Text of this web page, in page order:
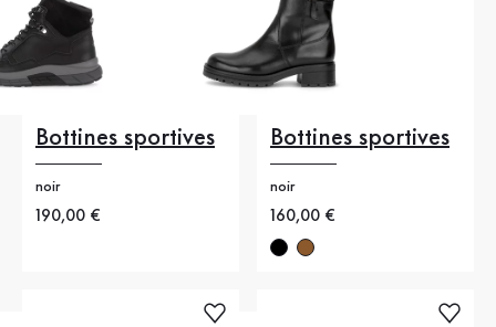
Bottines sportives
noir
Nouveau prix
190,00 €
Bottines sportives
noir
Nouveau prix
160,00 €